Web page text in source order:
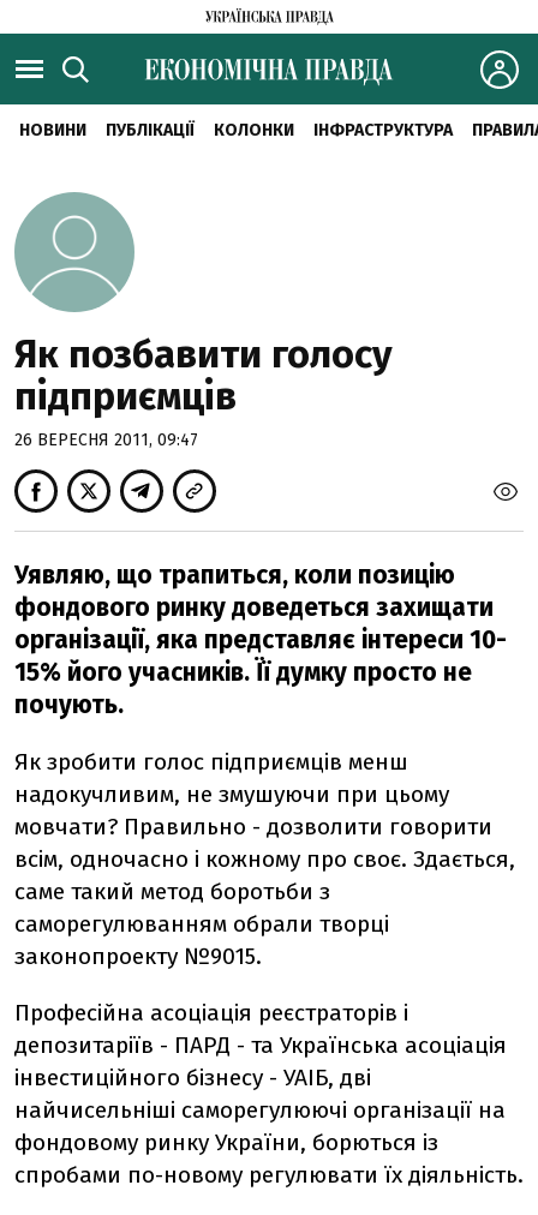
НОВИНИ ПУБЛІКАЦІЇ КОЛОНКИ ІНФРАСТРУКТУРА
Як позбавити голосу
підприємців
26 ВЕРЕСНЯ 2011, 09:47
Уявляю, що трапиться, коли позицію
фондового ринку доведеться захищати
організації, яка представляє інтереси 10-
15% його учасників. Її думку просто не
почують.
Як зробити голос підприємців менш
надокучливим, не змушуючи при цьому
мовчати? Правильно - дозволити говорити
всім, одночасно і кожному про своє. Здається,
саме такий метод боротьби з
саморегулюванням обрали творці
законопроекту №9015.
Професійна асоціація реєстраторів і
депозитаріїв - ПАРД - та Українська асоціація
інвестиційного бізнесу - УАІБ, дві
найчисельніші саморегулюючі організації на
фондовому ринку України, борються із
спробами по-новому регулювати їх діяльність.